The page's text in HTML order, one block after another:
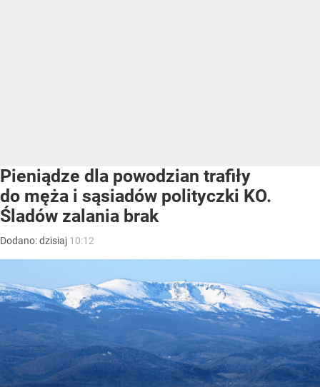
Pieniądze dla powodzian trafiły
do męża i sąsiadów polityczki KO.
Śladów zalania brak
Dodano:dzisiaj 10:12